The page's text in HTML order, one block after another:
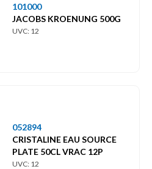
101000
JACOBS KROENUNG 500G
UVC: 12
052894
CRISTALINE EAU SOURCE
PLATE 50CL VRAC 12P
UVC: 12